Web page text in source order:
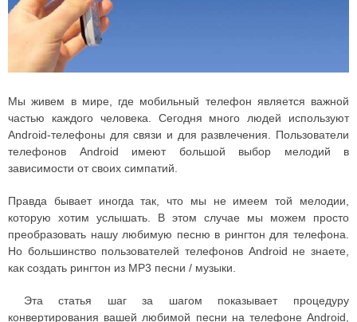
Мы живем в мире, где мобильный телефон является важной
частью каждого человека. Сегодня много людей используют
Android-телефоны для связи и для развлечения. Пользователи
телефонов Android имеют большой выбор мелодий в
зависимости от своих симпатий.
Правда бывает иногда так, что мы не имеем той мелодии,
которую хотим услышать. В этом случае мы можем просто
преобразовать нашу любимую песню в рингтон для телефона.
Но большинство пользователей телефонов Android не знаете,
как создать рингтон из MP3 песни / музыки.
Эта статья шаг за шагом показывает процедуру
конвертирования вашей любимой песни на телефоне Android,